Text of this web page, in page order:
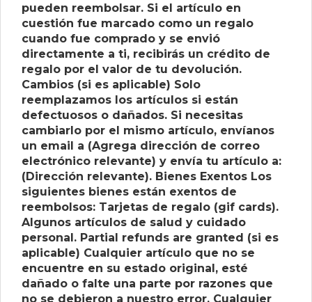
pueden reembolsar. Si el artículo en
cuestión fue marcado como un regalo
cuando fue comprado y se envió
directamente a ti, recibirás un crédito de
regalo por el valor de tu devolución.
Cambios (si es aplicable) Solo
reemplazamos los artículos si están
defectuosos o dañados. Si necesitas
cambiarlo por el mismo artículo, envíanos
un email a (Agrega dirección de correo
electrónico relevante) y envía tu artículo a:
(Dirección relevante). Bienes Exentos Los
siguientes bienes están exentos de
reembolsos: Tarjetas de regalo (gif cards).
Algunos artículos de salud y cuidado
personal. Partial refunds are granted (si es
aplicable) Cualquier artículo que no se
encuentre en su estado original, esté
dañado o falte una parte por razones que
no se debieron a nuestro error. Cualquier